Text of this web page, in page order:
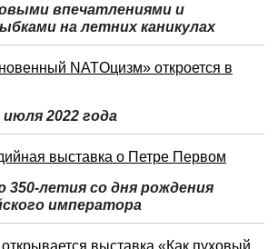
впечатлениями и
на летних каникулах
NATOцизм» откроется в
2022 года
выставка о Петре Первом
350-летия со дня рождения
императора
выставка «Как пуховый